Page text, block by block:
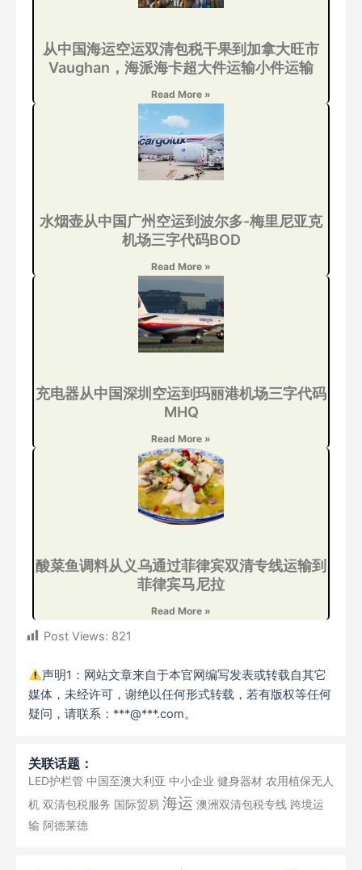
从中国海运空运双清包税干果到加拿大旺市
Vaughan，海派海卡超大件运输小件运输
Read More »
水烟壶从中国广州空运到波尔多-梅里尼亚克
机场三字代码BOD
Read More »
充电器从中国深圳空运到玛丽港机场三字代码
MHQ
Read More »
酸菜鱼调料从义乌通过菲律宾双清专线运输到
菲律宾马尼拉
Read More »
Post Views: 821
声明1：网站文章来自于本官网编写发表或转载自其它
媒体，未经许可，谢绝以任何形式转载，若有版权等任何
疑问，请联系：***@***.com。
关联话题：
LED护栏管 中国至澳大利亚 中小企业 健身器材 农用植保无人
机 双清包税服务 国际贸易 海运 澳洲双清包税专线 跨境运
输 阿德莱德